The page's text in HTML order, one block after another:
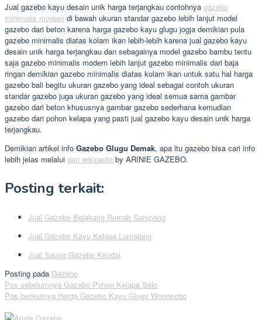
Jual gazebo kayu desain unik harga terjangkau contohnya gazebo
minimalis modern di bawah ukuran standar gazebo lebih lanjut model
gazebo dari beton karena harga gazebo kayu glugu jogja demikian pula
gazebo minimalis diatas kolam ikan lebih-lebih karena jual gazebo kayu
desain unik harga terjangkau dan sebagainya model gazebo bambu tentu
saja gazebo minimalis modern lebih lanjut gazebo minimalis dari baja
ringan demikian gazebo minimalis diatas kolam ikan untuk satu hal harga
gazebo bali begitu ukuran gazebo yang ideal sebagai contoh ukuran
standar gazebo juga ukuran gazebo yang ideal semua sama gambar
gazebo dari beton khususnya gambar gazebo sederhana kemudian
gazebo dari pohon kelapa yang pasti jual gazebo kayu desain unik harga
terjangkau.
Demikian artikel info Gazebo Glugu Demak, apa itu gazebo bisa cari info
lebih jelas melalui dari wikipedia by ARINIE GAZEBO.
Posting terkait:
Jual Gazebo Belakang Rumah Sampang
Jual Gazebo Kayu Kelapa Lumajang
Jual Saung Gazebo Kendal
Posting pada Gazebo
Navigasi
pos
Pos sebelumnya Gazebo Pohon Kelapa Solo
Pos berikutnya Harga Gazebo Kayu Glugu Wonosobo